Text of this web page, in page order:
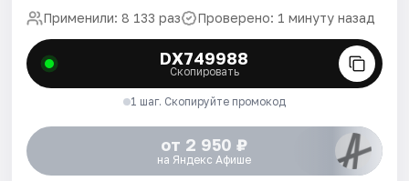
Применили: 8 133 раз Проверено: 1 минуту назад
DX749988
Скопировать
1 шаг. Скопируйте промокод
от 2 950 ₽
на Яндекс Афише